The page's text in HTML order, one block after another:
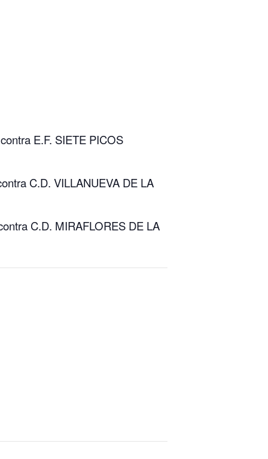
E.F. SIETE PICOS
C.D. VILLANUEVA DE LA
C.D. MIRAFLORES DE LA